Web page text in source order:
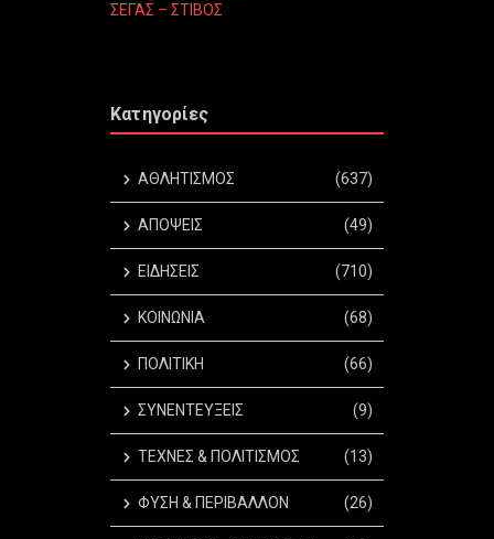
ΣΕΓΑΣ – ΣΤΙΒΟΣ
Κατηγορίες
ΑΘΛΗΤΙΣΜΟΣ (637)
ΑΠΟΨΕΙΣ (49)
ΕΙΔΗΣΕΙΣ (710)
ΚΟΙΝΩΝΙΑ (68)
ΠΟΛΙΤΙΚΗ (66)
ΣΥΝΕΝΤΕΥΞΕΙΣ (9)
ΤΕΧΝΕΣ & ΠΟΛΙΤΙΣΜΟΣ (13)
ΦΥΣΗ & ΠΕΡΙΒΑΛΛΟΝ (26)